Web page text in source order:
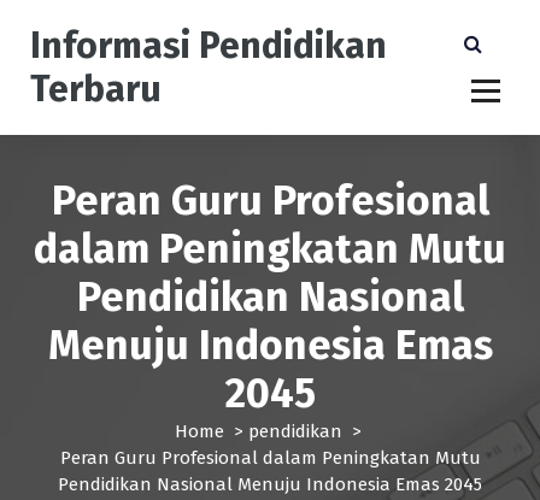
Informasi Pendidikan
Terbaru
Peran Guru Profesional
dalam Peningkatan Mutu
Pendidikan Nasional
Menuju Indonesia Emas
2045
Home > pendidikan >
Peran Guru Profesional dalam Peningkatan Mutu
Pendidikan Nasional Menuju Indonesia Emas 2045